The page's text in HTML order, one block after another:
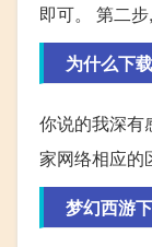
即可。 第二步
为什么下
你说的我深有
家网络相应的
梦幻西游